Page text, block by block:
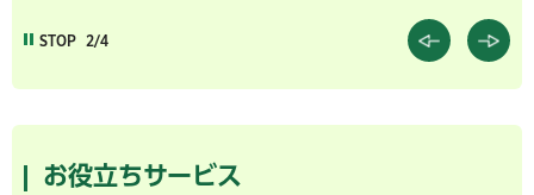
STOP 2/4
お役立ちサービス